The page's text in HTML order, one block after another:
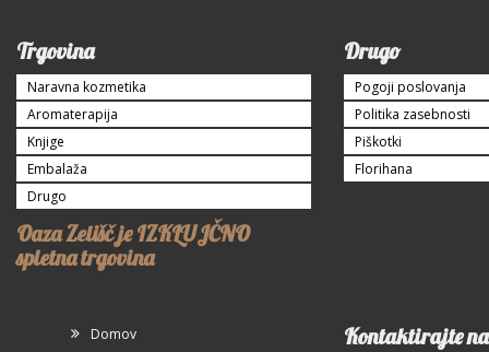
Trgovina
Naravna kozmetika
Aromaterapija
Knjige
Embalaža
Drugo
Oaza Zelišč je IZKLUJČNO
spletna trgovina
Drugo
Pogoji poslovanja
Politika zasebnosti
Piškotki
Florihana
Domov Kontaktirajte